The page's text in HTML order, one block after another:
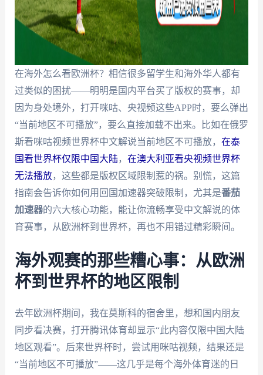
在海外怎么看欧洲杯？相信很多留学生和海外华人都有
过类似的困扰——明明是国内平台买了版权的赛事，却
因为身处境外，打开咪咕、央视频这些APP时，要么弹出
“当前地区不可播放”，要么直接加载不出来。比如在俄罗
斯看咪咕视频世界杯中文解说当前地区不可播放， 在泰
国看世界杯仅限中国大陆， 在澳大利亚看央视频世界杯
无法播放，这些都是版权区域限制惹的祸。别慌，这篇
指南会告诉你如何用回国加速器突破限制，尤其是番茄
加速器的六大核心功能，能让你流畅享受中文解说的体
育赛事，从欧洲杯到世界杯，再也不用错过精彩瞬间。
海外观赛的那些糟心事：从欧洲
杯到世界杯的地区限制
去年欧洲杯期间，我在莫斯科的宿舍里，想和国内朋友
同步看决赛，打开腾讯体育却显示“此内容仅限中国大陆
地区观看”。后来世界杯时，尝试用咪咕视频，结果还是
“当前地区不可播放”——这几乎是每个海外体育迷的日